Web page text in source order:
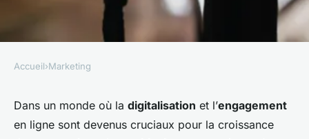
Comment les entreprises de
services financiers peuvent-
Accueil›Marketing
Dans un monde où la digitalisation et l’engagement
en ligne sont devenus cruciaux pour la croissance